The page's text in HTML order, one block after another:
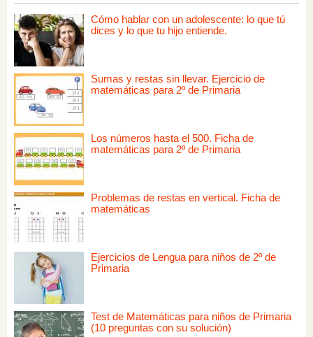
Cómo hablar con un adolescente: lo que tú
dices y lo que tu hijo entiende.
Sumas y restas sin llevar. Ejercicio de
matemáticas para 2º de Primaria
Los números hasta el 500. Ficha de
matemáticas para 2º de Primaria
Problemas de restas en vertical. Ficha de
matemáticas
Ejercicios de Lengua para niños de 2º de
Primaria
Test de Matemáticas para niños de Primaria
(10 preguntas con su solución)